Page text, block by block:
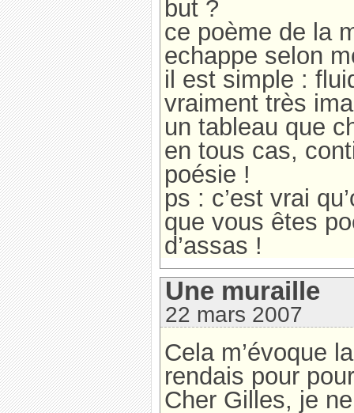
but ?
ce poème de la
echappe selon
il est simple :
vraiment très
un tableau que
en tous cas,
poésie !
ps : c’est vrai
que vous êtes
d’assas !
Une muraille
22 mars 2007
Cela m’évoque
rendais pour
Cher Gilles, je